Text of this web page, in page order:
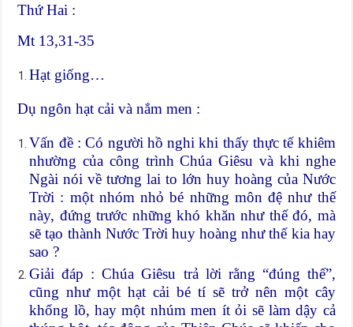
Thứ Hai :
Mt 13,31-35
Hạt giống…
Dụ ngôn hạt cải và nắm men :
Vấn đề : Có người hồ nghi khi thấy thực tế khiêm
nhường của công trình Chúa Giêsu và khi nghe
Ngài nói về tương lai to lớn huy hoàng của Nước
Trời : một nhóm nhỏ bé những môn đệ như thế
này, đứng trước những khó khăn như thế đó, mà
sẽ tạo thành Nước Trời huy hoàng như thế kia hay
sao ?
Giải đáp : Chúa Giêsu trả lời rằng “đúng thế”,
cũng như một hạt cải bé tí sẽ trở nên một cây
khổng lồ, hay một nhúm men ít ỏi sẽ làm dậy cả